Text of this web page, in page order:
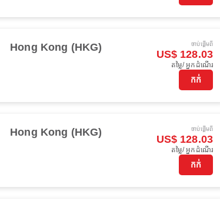
Hong Kong (HKG) ចាប់ផ្ដើមពី
US$ 128.03
តម្លៃ/ អ្នកដំណើរ
កក់
Hong Kong (HKG) ចាប់ផ្ដើមពី
US$ 128.03
តម្លៃ/ អ្នកដំណើរ
កក់